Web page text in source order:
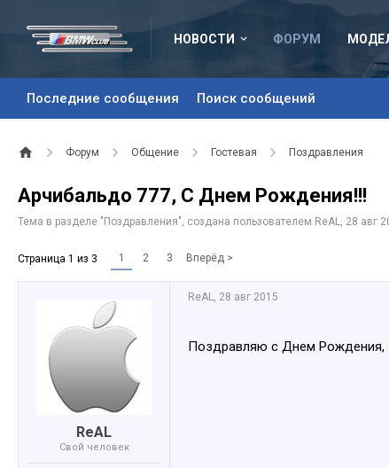
НОВОСТИ ФОРУМ
Последние сообщения Поиск сообщений
Форум Общение Гостевая Поздравления
Арчибальдо 777, С Днем Рождения!!!
Тема в разделе " Поздравления", создана пользователем ReAL, 28 авг
Страница 1 из 3 1 2 3 Вперёд >
ReAL
Свой человек
ReAL, 28 авг 2015
Поздравляю с Днем Рождения,